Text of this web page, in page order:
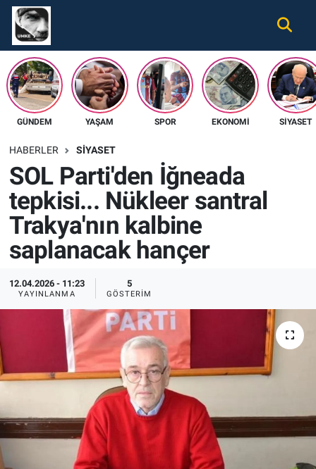
GÜNDEM YAŞAM SPOR EKONOMI SIYASET
HABERLER SIYASET
SOL Parti'den İğneada
tepkisi... Nükleer santral
Trakya'nın kalbine
saplanacak hançer
12.04.2026 - 11:23
YAYINLANMA
5
GÖSTERIM
Gündem
Ekonomi
Spor
Tüm Haberler
İletişim
Nöbetçi Eczaneler
Hava Durumu
Namaz Vakitleri
Süper Lig Puan Durumu ve Fikstür
Tüm Manşetler